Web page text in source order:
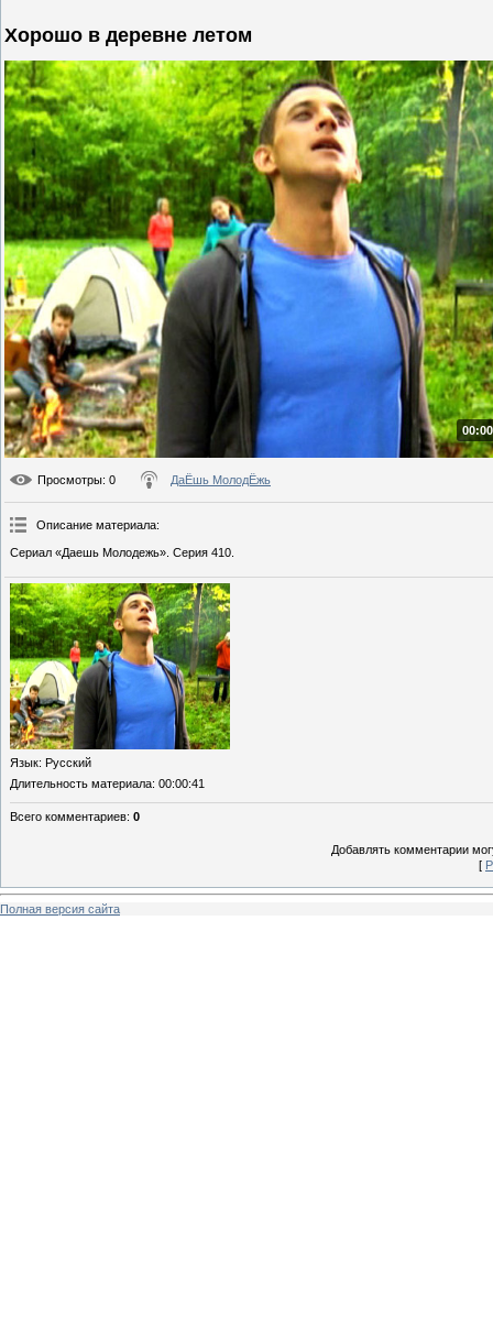
Хорошо в деревне летом
Просмотры: 0 ДаЁшь МолодЁжь
Описание материала:
Сериал «Даешь Молодежь». Серия 410.
Язык: Русский
Длительность материала: 00:00:41
Всего комментариев: 0
Добавлять комментарии
[
Полная версия сайта